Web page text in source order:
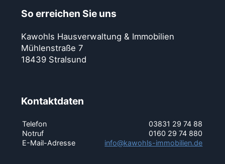
So erreichen Sie uns
Kawohls Hausverwaltung & Immobilien
Mühlenstraße 7
18439 Stralsund
Kontaktdaten
Telefon
03831 29 74 88
Notruf
0160 29 74 880
E-Mail-Adresse
info@kawohls-immobilien.de